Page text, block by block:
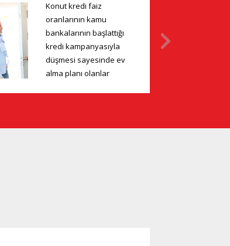
Konut kredi faiz
oranlarının kamu
bankalarının başlattığı
kredi kampanyasıyla
düşmesi sayesinde ev
alma planı olanlar